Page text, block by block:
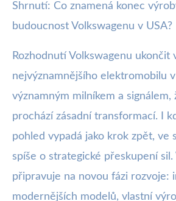
Shrnutí: Co znamená konec
budoucnost Volkswagenu v USA?
Rozhodnutí Volkswagenu ukončit
nejvýznamnějšího elektromobilu
významným milníkem a
prochází zásadní transformací. I
pohled vypadá jako krok zpět, ve
spíše o strategické přeskupení sil.
připravuje na novou fázi rozvoje:
modernějších modelů, vlastní